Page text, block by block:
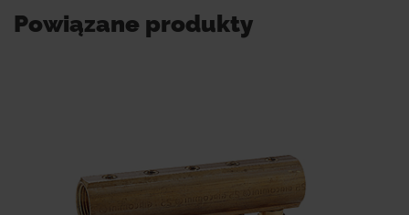
Powiązane produkty